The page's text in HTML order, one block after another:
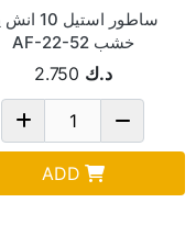
ساطور استيل
خشب AF-22-52
د.ك 2.750
ADD